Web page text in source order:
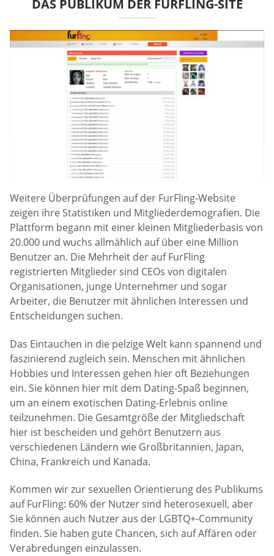
DAS PUBLIKUM DER FURFLING-SITE
Weitere Überprüfungen auf der FurFling-Website
zeigen ihre Statistiken und Mitgliederdemografien. Die
Plattform begann mit einer kleinen Mitgliederbasis von
20.000 und wuchs allmählich auf über eine Million
Benutzer an. Die Mehrheit der auf FurFling
registrierten Mitglieder sind CEOs von digitalen
Organisationen, junge Unternehmer und sogar
Arbeiter, die Benutzer mit ähnlichen Interessen und
Entscheidungen suchen.
Das Eintauchen in die pelzige Welt kann spannend und
faszinierend zugleich sein. Menschen mit ähnlichen
Hobbies und Interessen gehen hier oft Beziehungen
ein. Sie können hier mit dem Dating-Spaß beginnen,
um an einem exotischen Dating-Erlebnis online
teilzunehmen. Die Gesamtgröße der Mitgliedschaft
hier ist bescheiden und gehört Benutzern aus
verschiedenen Ländern wie Großbritannien, Japan,
China, Frankreich und Kanada.
Kommen wir zur sexuellen Orientierung des Publikums
auf FurFling: 60% der Nutzer sind heterosexuell, aber
Sie können auch Nutzer aus der LGBTQ+-Community
finden. Sie haben gute Chancen, sich auf Affären oder
Verabredungen einzulassen.